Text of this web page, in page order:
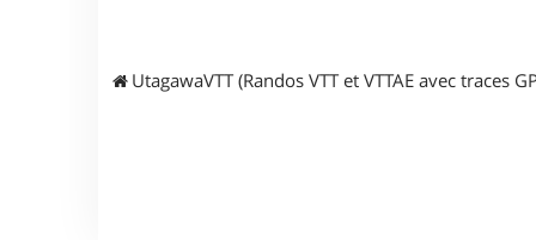
UtagawaVTT (Randos VTT et VTTAE avec traces